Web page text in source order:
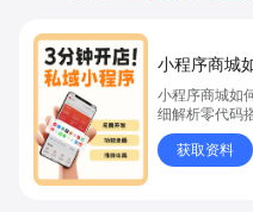
小程序商城
小程序商城如
细解析零代码
商城、商城搭
品上架、全渠
货新模式。点
获取资料